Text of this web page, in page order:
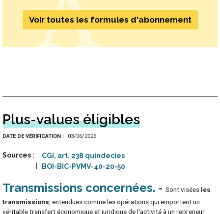
Voir toutes les formules d'abonnement
Plus-values éligibles
DATE DE VÉRIFICATION 03/06/2026
Sources
CGI, art. 238 quindecies
BOI-BIC-PVMV-40-20-50
Transmissions concernées Sont visées les
transmissions , entendues comme les opérations qui emportent un
véritable transfert économique et juridique de l'activité à un repreneur.